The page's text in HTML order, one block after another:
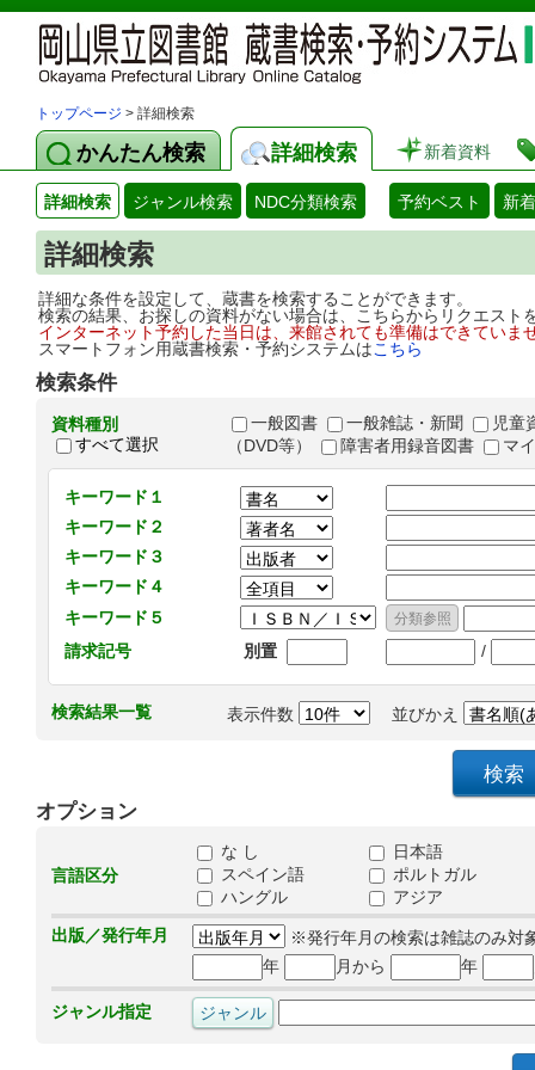
トップページ > 詳細検索
かんたん検索 詳細検索 新着資料
詳細検索 ジャンル検索 NDC分類検索 予約ベスト 新
詳細検索
詳細な条件を設定して、蔵書を検索することができます。
検索の結果、お探しの資料がない場合は、こちらからリクエス
インターネット予約した当日は、来館されても準備はできてい
スマートフォン用蔵書検索・予約システムはこちら
検索条件
資料種別
すべて選択
一般図書 一般雑誌・新聞
児童
（DVD等）
障害者用録音図書 マ
キーワード１
キーワード２
キーワード３
キーワード４
キーワード５
請求記号
別置 /
検索結果一覧 表示件数 並びかえ
オプション
言語区分
な し
日本語
スペイン語
ポルトガル
ハングル
アジア
出版／発行年月
※発行年月の検索は雑誌のみ対
年
月から 年
ジャンル指定